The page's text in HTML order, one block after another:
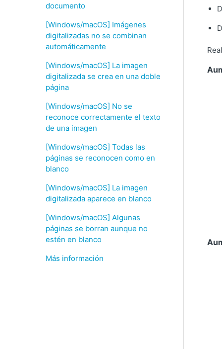
documento
[Windows/macOS] Imágenes
digitalizadas no se combinan
automáticamente
[Windows/macOS] La imagen
digitalizada se crea en una doble
página
[Windows/macOS] No se
reconoce correctamente el texto
de una imagen
[Windows/macOS] Todas las
páginas se reconocen como en
blanco
[Windows/macOS] La imagen
digitalizada aparece en blanco
[Windows/macOS] Algunas
páginas se borran aunque no
estén en blanco
Más información